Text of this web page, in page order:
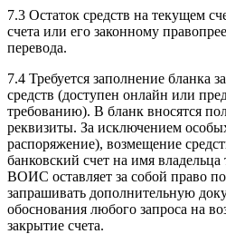
7.3 Остаток средств на текущем
счета или его законному
перевода.
7.4 Требуется заполнение бланка
средств (доступен онлайн или
требованию). В бланк вносятся
реквизиты. За исключением
распоряжение), возмещение
банковский счет на имя
ВОИС оставляет за собой право
запрашивать дополнительную
обоснования любого запроса на
закрытие счета.